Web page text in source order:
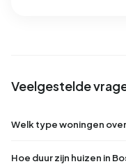
Veelgestelde
Welk type woningen
Hoe duur zijn huizen in